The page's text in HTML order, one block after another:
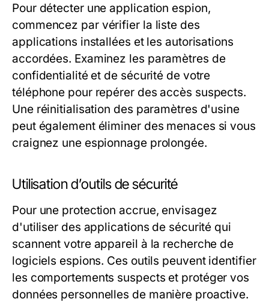
Pour détecter une application espion,
commencez par vérifier la liste des
applications installées et les autorisations
accordées. Examinez les paramètres de
confidentialité et de sécurité de votre
téléphone pour repérer des accès suspects.
Une réinitialisation des paramètres d'usine
peut également éliminer des menaces si vous
craignez une espionnage prolongée.
Utilisation d’outils de sécurité
Pour une protection accrue, envisagez
d'utiliser des applications de sécurité qui
scannent votre appareil à la recherche de
logiciels espions. Ces outils peuvent identifier
les comportements suspects et protéger vos
données personnelles de manière proactive.